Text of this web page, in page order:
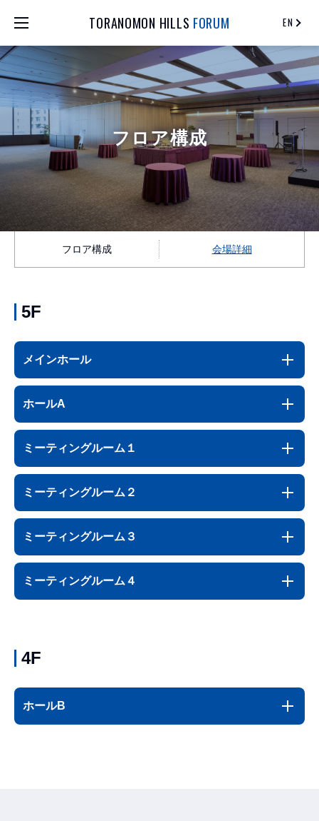
EN
TORANOMON HILLS FORUM
フロア構成
フロア構成 会場詳細
5F
メインホール
ホールA
ミーティングルーム１
ミーティングルーム２
ミーティングルーム３
ミーティングルーム４
4F
ホールB